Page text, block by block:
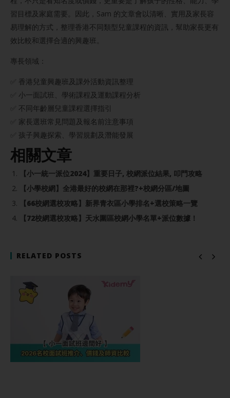
習目標及家庭需要。因此，Sam 的文章會以清晰、實用及家長容
易理解的方式，整理香港不同類型兒童課程的資訊，幫助家長更有
效比較和選擇合適的興趣班。
專長領域：
✅ 香港兒童興趣班及課外活動資訊整理
✅ 小一面試班、學術課程及運動課程分析
✅ 不同年齡層兒童課程選擇指引
✅ 家長選班常見問題及報名前注意事項
✅ 孩子興趣探索、學習規劃及潛能發展
相關文章
【小一統一派位2024】重要日子, 校網派位結果, 叩門攻略
【小學校網】全港最好的校網在那裡?+校網分區/地圖
【66校網選校攻略】新界青衣區小學排名+選校策略一覽
【72校網選校攻略】天水圍區校網小學名單+派位數據！
RELATED POSTS